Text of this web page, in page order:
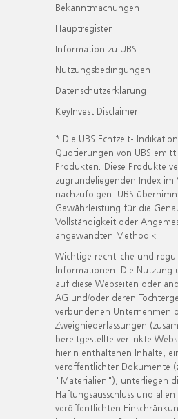
Bekanntmachungen
Hauptregister
Information zu UBS
Nutzungsbedingungen
Datenschutzerklärung
KeyInvest Disclaimer
* Die UBS Echtzeit-
Quotierungen von UBS
Produkten. Diese Produkte
zugrundeliegenden Index im
nachzufolgen. UBS
Gewährleistung für die
Vollständigkeit oder
angewandten Methodik.
Wichtige rechtliche und
Informationen. Die Nutzung
auf diese Webseiten oder
AG und/oder deren
verbundenen Unternehmen
Zweigniederlassungen
bereitgestellte verlinkte
hierin enthaltenen Inhalte,
veröffentlichter Dokumente
"Materialien"), unterliegen
Haftungsausschluss und
veröffentlichten